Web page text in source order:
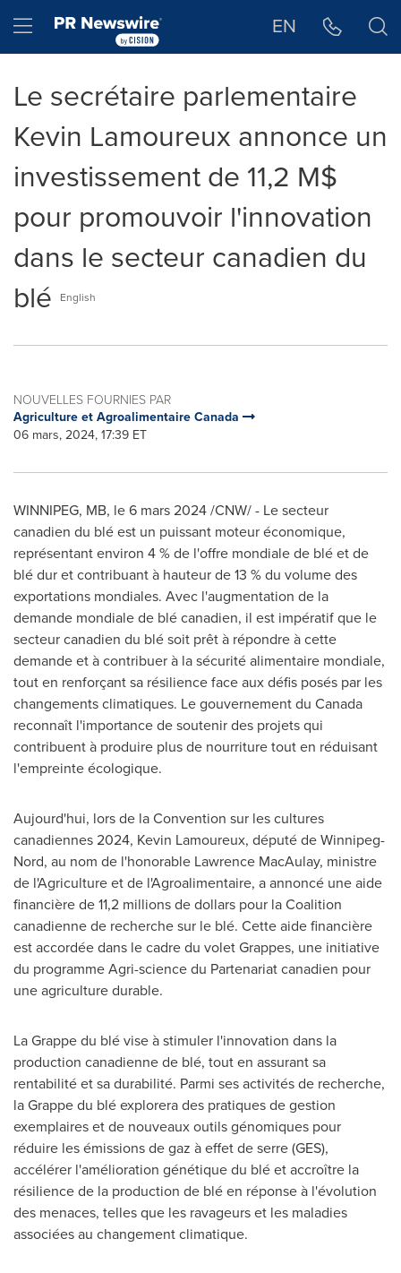
Hamburger menu EN
Le secrétaire parlementaire
Kevin Lamoureux annonce un
investissement de 11,2 M$
pour promouvoir l'innovation
dans le secteur canadien du
blé
English
NOUVELLES FOURNIES PAR
Agriculture et Agroalimentaire Canada
06 mars, 2024, 17:39 ET
WINNIPEG, MB, le 6 mars 2024/CNW/ - Le secteur
canadien du blé est un puissant moteur économique,
représentant environ 4 % de l'offre mondiale de blé et de
blé dur et contribuant à hauteur de 13 % du volume des
exportations mondiales. Avec l'augmentation de la
demande mondiale de blé canadien, il est impératif que le
secteur canadien du blé soit prêt à répondre à cette
demande et à contribuer à la sécurité alimentaire mondiale,
tout en renforçant sa résilience face aux défis posés par les
changements climatiques. Le gouvernement du Canada
reconnaît l'importance de soutenir des projets qui
contribuent à produire plus de nourriture tout en réduisant
l'empreinte écologique.
Aujourd'hui, lors de la Convention sur les cultures
canadiennes 2024, Kevin Lamoureux, député de Winnipeg-
Nord, au nom de l'honorable Lawrence MacAulay, ministre
de l'Agriculture et de l'Agroalimentaire, a annoncé une aide
financière de 11,2 millions de dollars pour la Coalition
canadienne de recherche sur le blé. Cette aide financière
est accordée dans le cadre du volet Grappes, une initiative
du programme Agri-science du Partenariat canadien pour
une agriculture durable.
La Grappe du blé vise à stimuler l'innovation dans la
production canadienne de blé, tout en assurant sa
rentabilité et sa durabilité. Parmi ses activités de recherche,
la Grappe du blé explorera des pratiques de gestion
exemplaires et de nouveaux outils génomiques pour
réduire les émissions de gaz à effet de serre (GES),
accélérer l'amélioration génétique du blé et accroître la
résilience de la production de blé en réponse à l'évolution
des menaces, telles que les ravageurs et les maladies
associées au changement climatique.